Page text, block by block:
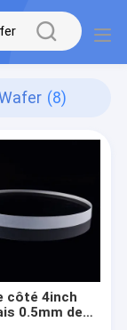
(8)
côté 4inch
0.5mm de